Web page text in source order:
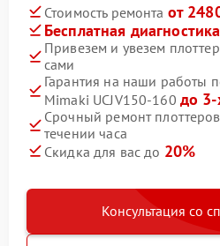
Стоимость ремонта от
Бесплатная диагностика
Привезем и увезем
сами
Гарантия на наши работы
Mimaki UCJV150-160 до 3-
Срочный ремонт
течении часа
Скидка для вас до 20%
Консультация со